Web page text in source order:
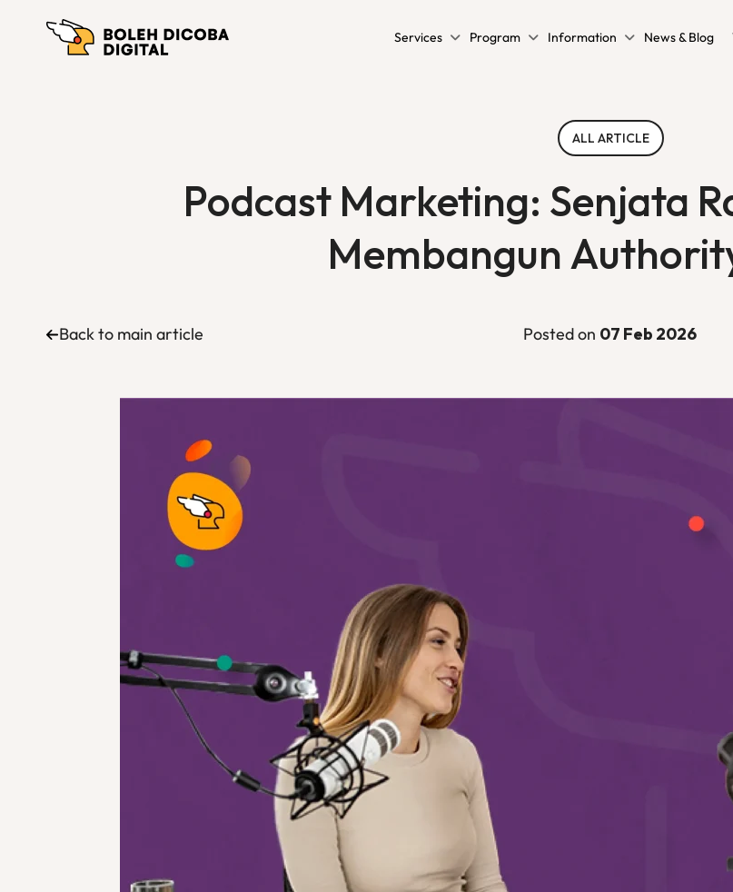
Services Program Information News & Blog
ALL ARTICLE
Podcast Marketing: Senjata
Membangun
Back to main article Posted on 07 Feb 2026